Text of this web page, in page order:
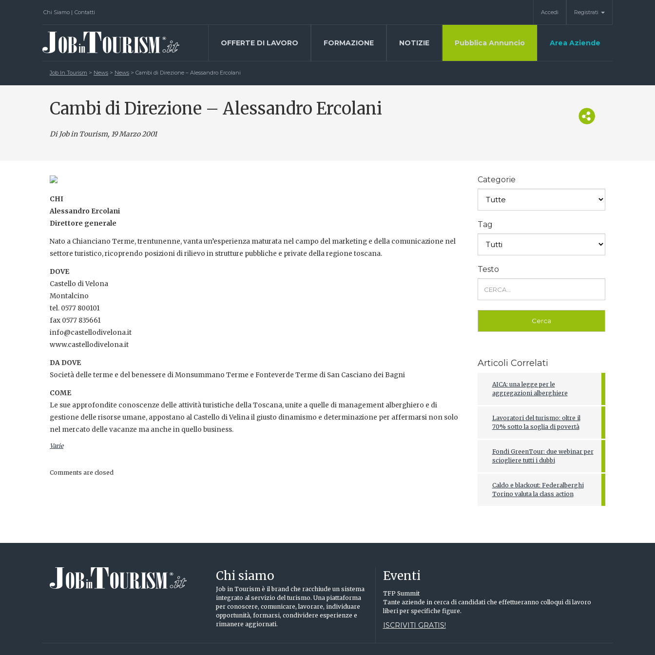
Chi Siamo | Contatti Accedi Registrati
OFFERTE DI LAVORO FORMAZIONE NOTIZIE Pubblica Annuncio Area Aziende
Job In Tourism > News > News > Cambi di Direzione – Alessandro Ercolani
Cambi di Direzione – Alessandro Ercolani
Di Job in Tourism, 19 Marzo 2001
CHI
Alessandro Ercolani
Direttore generale
Nato a Chianciano Terme, trentunenne, vanta un’esperienza maturata nel campo del marketing e della comunicazione nel
settore turistico, ricoprendo posizioni di rilievo in strutture pubbliche e private della regione toscana.
DOVE
Castello di Velona
Montalcino
tel. 0577 800101
fax 0577 835661
info@castellodivelona.it
www.castellodivelona.it
DA DOVE
Società delle terme e del benessere di Monsummano Terme e Fonteverde Terme di San Casciano dei Bagni
COME
Le sue approfondite conoscenze delle attività turistiche della Toscana, unite a quelle di management alberghiero e di
gestione delle risorse umane, appostano al Castello di Velina il giusto dinamismo e determinazione per affermarsi non solo
nel mercato delle vacanze ma anche in quello business.
Varie
Comments are closed
Categorie
Tag
Testo
Articoli Correlati
AICA: una legge per le
aggregazioni alberghiere
Lavoratori del turismo: oltre il
70% sotto la soglia di povertà
Fondi GreenTour: due webinar per
sciogliere tutti i dubbi
Caldo e blackout: Federalberghi
Torino valuta la class action
Chi siamo
Job in Tourism è il brand che racchiude un sistema
integrato al servizio del turismo. Una piattaforma
per conoscere, comunicare, lavorare, individuare
opportunità, formarsi, condividere esperienze e
rimanere aggiornati.
Eventi
TFP Summit
Tante aziende in cerca di candidati che effettueranno colloqui di lavoro
liberi per specifiche figure.
ISCRIVITI GRATIS!